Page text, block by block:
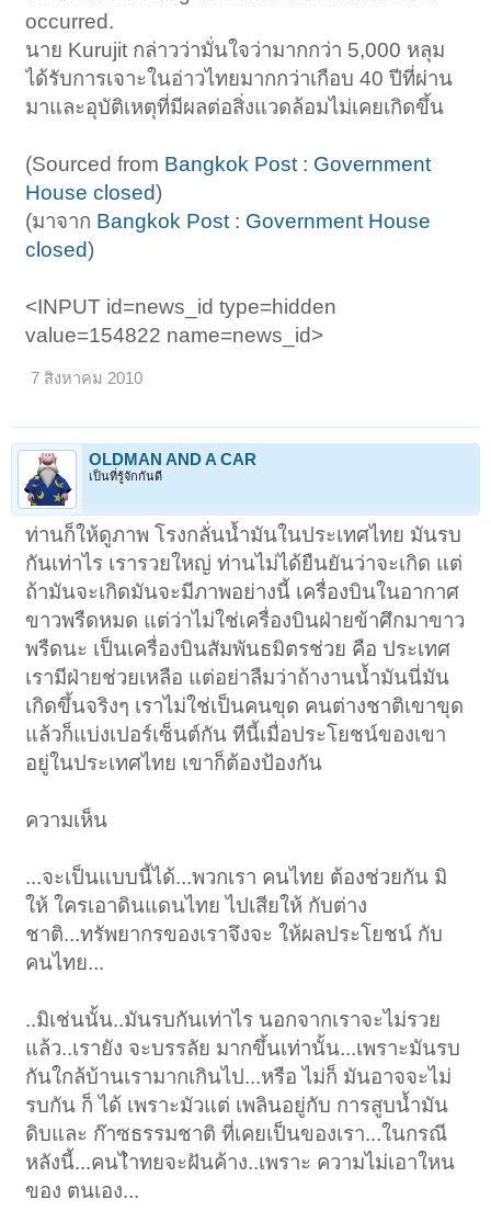
occurred.​
นาย Kurujit กล่าวว่ามั่นใจว่ามากกว่า 5,000 หลุม
ได้รับการเจาะในอ่าวไทยมากกว่าเกือบ 40 ปีที่ผ่าน
มาและอุบัติเหตุที่มีผลต่อสิ่งแวดล้อมไม่เคยเกิดขึ้น
(Sourced from Bangkok Post : Government
House closed)​
(มาจาก Bangkok Post : Government House
closed)
<INPUT id=news_id type=hidden
value=154822 name=news_id>
7 สิงหาคม 2010
OLDMAN AND A CAR
เป็นที่รู้จักกันดี
ท่านก็ให้ดูภาพ โรงกลั่นน้ำมันในประเทศไทย มันรบ
กันเท่าไร เรารวยใหญ่ ท่านไม่ได้ยืนยันว่าจะเกิด แต่
ถ้ามันจะเกิดมันจะมีภาพอย่างนี้ เครื่องบินในอากาศ
ขาวพรืดหมด แต่ว่าไม่ใช่เครื่องบินฝ่ายข้าศึกมาขาว
พรืดนะ เป็นเครื่องบินสัมพันธมิตรช่วย คือ ประเทศ
เรามีฝ่ายช่วยเหลือ แต่อย่าลืมว่าถ้างานน้ำมันนี่มัน
เกิดขึ้นจริงๆ เราไม่ใช่เป็นคนขุด คนต่างชาติเขาขุด
แล้วก็แบ่งเปอร์เซ็นต์กัน ทีนี้เมื่อประโยชน์ของเขา
อยู่ในประเทศไทย เขาก็ต้องป้องกัน
ความเห็น
...จะเป็นแบบนี้ได้...พวกเรา คนไทย ต้องช่วยกัน มิ
ให้ ใครเอาดินแดนไทย ไปเสียให้ กับต่าง
ชาติ...ทรัพยากรของเราจึงจะ ให้ผลประโยชน์ กับ
คนไทย...
..มิเช่นนั้น..มันรบกันเท่าไร นอกจากเราจะไม่รวย
แล้ว..เรายัง จะบรรลัย มากขึ้นเท่านั้น...เพราะมันรบ
กันใกล้บ้านเรามากเกินไป...หรือ ไม่ก็ มันอาจจะไม่
รบกัน ก็ ได้ เพราะมัวแต่ เพลินอยู่กับ การสูบน้ำมัน
ดิบและ ก๊าซธรรมชาติ ที่เคยเป็นของเรา...ในกรณี
หลังนี้...คนไำทยจะฝันค้าง..เพราะ ความไม่เอาใหน
ของ ตนเอง...